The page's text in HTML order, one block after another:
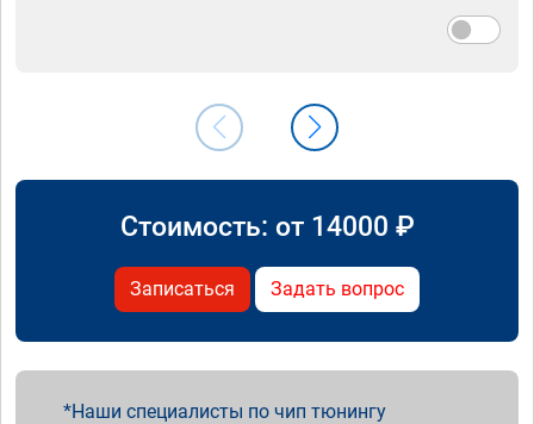
Стоимость: от 14000 ₽
Записаться Задать вопрос
Наши специалисты по чип тюнингу